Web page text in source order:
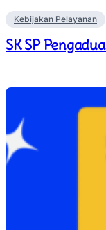
Kebijakan Pelayanan
SK SP